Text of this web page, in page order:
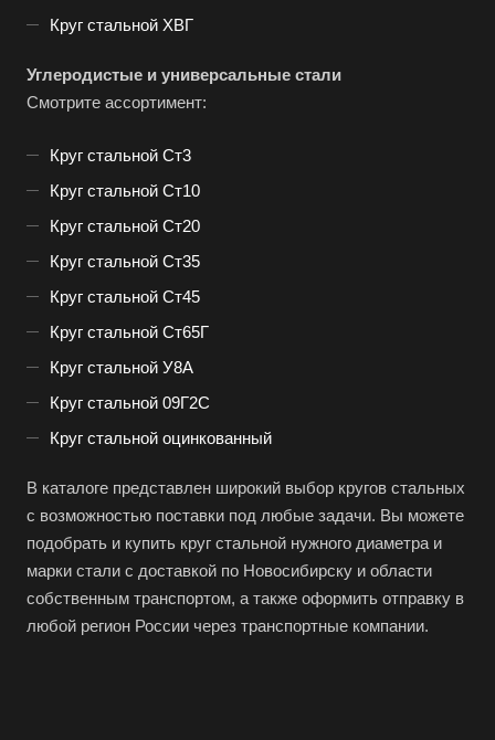
Круг стальной ХВГ
Углеродистые и универсальные стали
Смотрите ассортимент:
Круг стальной Ст3
Круг стальной Ст10
Круг стальной Ст20
Круг стальной Ст35
Круг стальной Ст45
Круг стальной Ст65Г
Круг стальной У8А
Круг стальной 09Г2С
Круг стальной оцинкованный
В каталоге представлен широкий выбор кругов стальных
с возможностью поставки под любые задачи. Вы можете
подобрать и купить круг стальной нужного диаметра и
марки стали с доставкой по Новосибирску и области
собственным транспортом, а также оформить отправку в
любой регион России через транспортные компании.